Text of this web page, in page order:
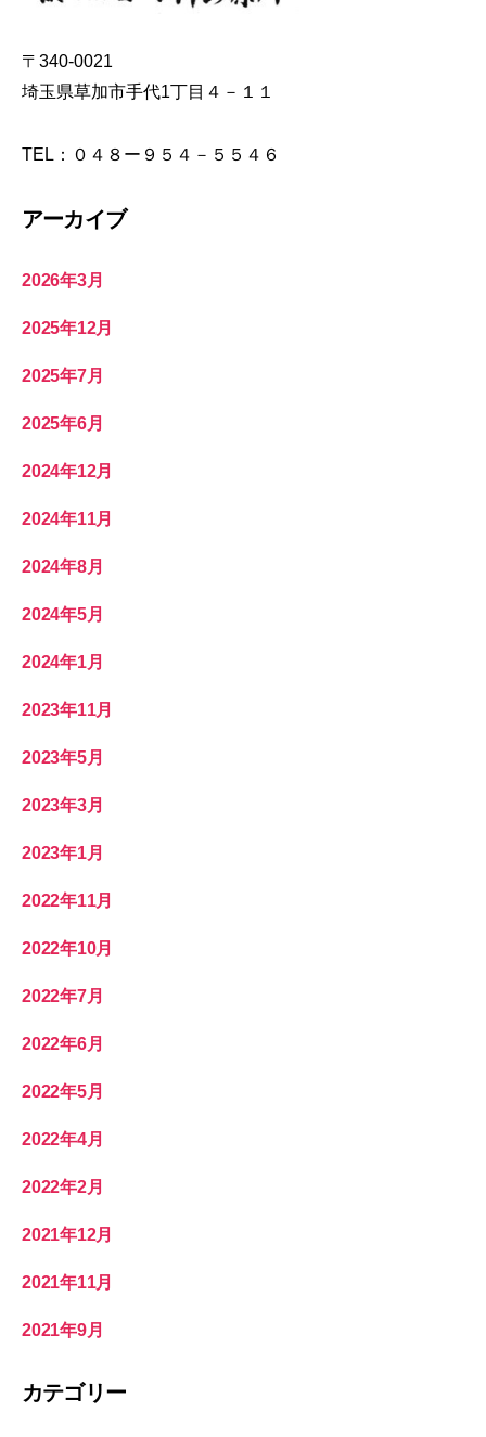
〒340-0021
埼玉県草加市手代1丁目４－１１
TEL：０４８ー９５４－５５４６
アーカイブ
2026年3月
2025年12月
2025年7月
2025年6月
2024年12月
2024年11月
2024年8月
2024年5月
2024年1月
2023年11月
2023年5月
2023年3月
2023年1月
2022年11月
2022年10月
2022年7月
2022年6月
2022年5月
2022年4月
2022年2月
2021年12月
2021年11月
2021年9月
カテゴリー